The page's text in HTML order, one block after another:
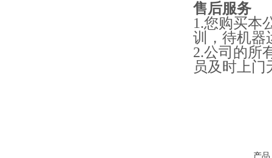
售后服务
1.您购买本
训，待机器
2.公司的所
员及时上
产品